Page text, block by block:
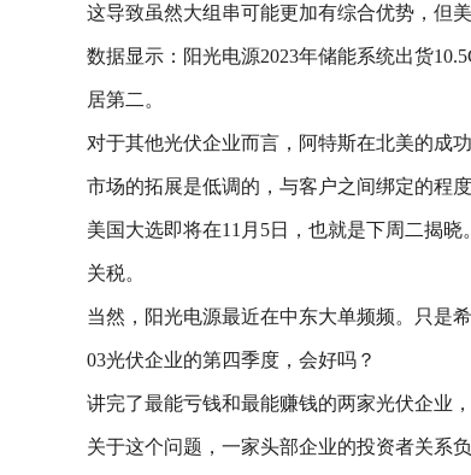
这导致虽然大组串可能更加有综合优势，但
数据显示：阳光电源2023年储能系统出货
居第二。
对于其他光伏企业而言，阿特斯在北美的成
市场的拓展是低调的，与客户之间绑定的程
美国大选即将在11月5日，也就是下周二揭
关税。
当然，阳光电源最近在中东大单频频。只是
03光伏企业的第四季度，会好吗？
讲完了最能亏钱和最能赚钱的两家光伏企业
关于这个问题，一家头部企业的投资者关系